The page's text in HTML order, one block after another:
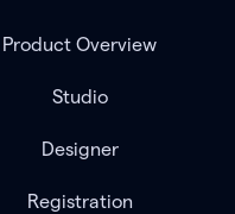
Product Overview
Studio
Designer
Registration